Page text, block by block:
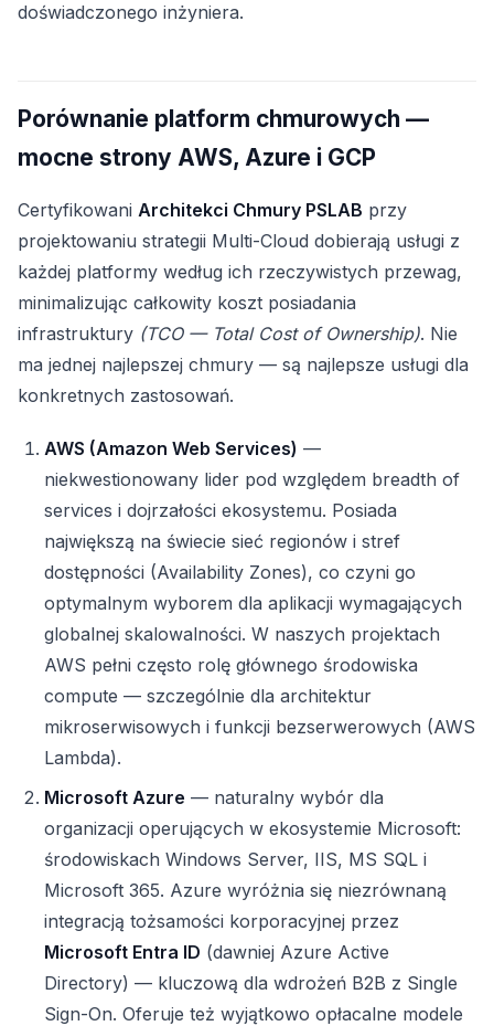
doświadczonego inżyniera.
Porównanie platform chmurowych —
mocne strony AWS, Azure i GCP
Certyfikowani Architekci Chmury PSLAB przy
projektowaniu strategii Multi-Cloud dobierają usługi z
każdej platformy według ich rzeczywistych przewag,
minimalizując całkowity koszt posiadania
infrastruktury (TCO — Total Cost of Ownership). Nie
ma jednej najlepszej chmury — są najlepsze usługi dla
konkretnych zastosowań.
AWS (Amazon Web Services) —
niekwestionowany lider pod względem breadth of
services i dojrzałości ekosystemu. Posiada
największą na świecie sieć regionów i stref
dostępności (Availability Zones), co czyni go
optymalnym wyborem dla aplikacji wymagających
globalnej skalowalności. W naszych projektach
AWS pełni często rolę głównego środowiska
compute — szczególnie dla architektur
mikroserwisowych i funkcji bezserwerowych (AWS
Lambda).
Microsoft Azure — naturalny wybór dla
organizacji operujących w ekosystemie Microsoft:
środowiskach Windows Server, IIS, MS SQL i
Microsoft 365. Azure wyróżnia się niezrównaną
integracją tożsamości korporacyjnej przez
Microsoft Entra ID (dawniej Azure Active
Directory) — kluczową dla wdrożeń B2B z Single
Sign-On. Oferuje też wyjątkowo opłacalne modele